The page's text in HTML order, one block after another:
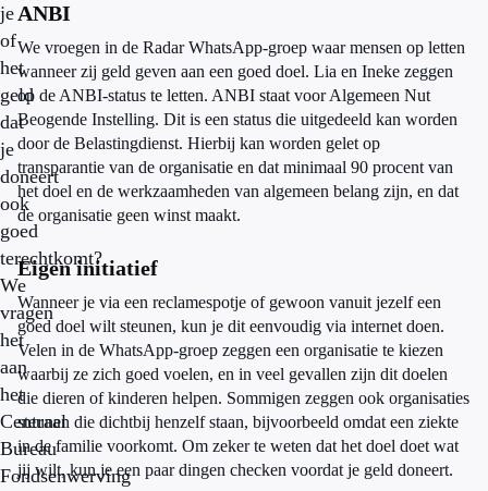
je
of
het
geld
dat
je
doneert
ook
goed
terechtkomt?
We
vragen
het
aan
het
Centraal
Bureau
Fondsenwerving
ANBI
We vroegen in de Radar WhatsApp-groep waar mensen op letten
wanneer zij geld geven aan een goed doel. Lia en Ineke zeggen
op de ANBI-status te letten. ANBI staat voor Algemeen Nut
Beogende Instelling. Dit is een status die uitgedeeld kan worden
door de Belastingdienst. Hierbij kan worden gelet op
transparantie van de organisatie en dat minimaal 90 procent van
het doel en de werkzaamheden van algemeen belang zijn, en dat
de organisatie geen winst maakt.
Eigen initiatief
Wanneer je via een reclamespotje of gewoon vanuit jezelf een
goed doel wilt steunen, kun je dit eenvoudig via internet doen.
Velen in de WhatsApp-groep zeggen een organisatie te kiezen
waarbij ze zich goed voelen, en in veel gevallen zijn dit doelen
die dieren of kinderen helpen. Sommigen zeggen ook organisaties
steunen die dichtbij henzelf staan, bijvoorbeeld omdat een ziekte
in de familie voorkomt. Om zeker te weten dat het doel doet wat
jij wilt, kun je een paar dingen checken voordat je geld doneert.